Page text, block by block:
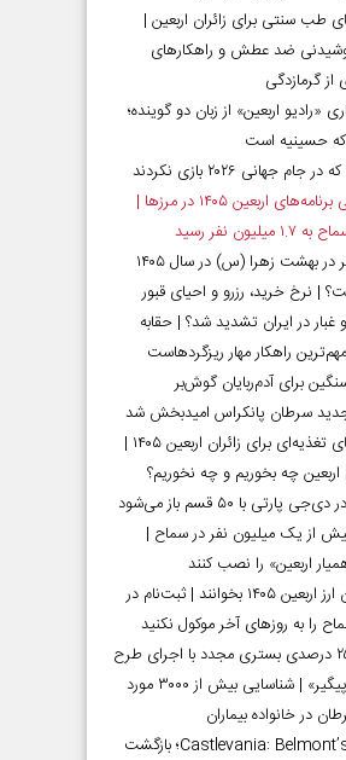
طب سنتی برای زائران اربعین |
ضد عطش و راهکارهای
گرمازدگی
«رادیو اربعین» از زبان دو گوینده؛
که حسینیه است
جهانی ۲۰۲۶ بازی نکردند
آغاز رسمی برنامه‌های اربعین ۱۴۰۵ در مرز‌ها |
نفر رسید
قیمت قبر در بهشت زهرا (س) در سال ۱۴۰۵
| نرخ خرید، رزرو و احیای قبور
غبار در ایران تشدید شد؟ | حقابه
راهکار مهار ریزگردهاست
برای آدم‌ربایان گوش‌بر
سرطان پانکراس امیدبخش شد
توصیه‌های تغذیه‌ای برای زائران اربعین ۱۴۰۵ |
اربعین چه بخوریم و چه نخوریم؟
پارتی با ۵۰ قسم باز می‌شود
از یک میلیون نفر در سماح |
اربعین» را نصب کنند
متقاضیان ارز اربعین ۱۴۰۵ بخوانند | ثبت‌نام در
را به روز‌های آخر موکول نکنید
کاهش ۲۵ درصدی بستری مجدد با اجرای طرح
«پرستار پیگیر» | شناسایی بیش از ۳۰۰۰ مورد
در خانواده بیماران
Castlevania: Belmont’s Curse؛ بازگشت